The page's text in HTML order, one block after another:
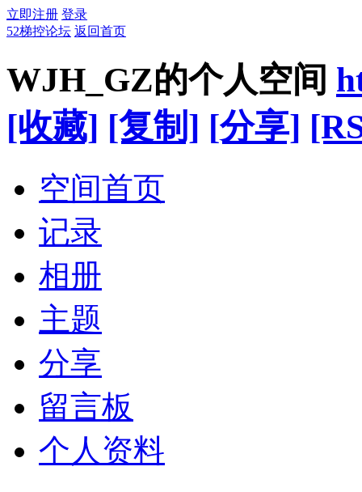
立即注册 登录
52梯控论坛 返回首页
WJH_GZ的个人空间
[收藏] [复制] [分享]
空间首页
记录
相册
主题
分享
留言板
个人资料